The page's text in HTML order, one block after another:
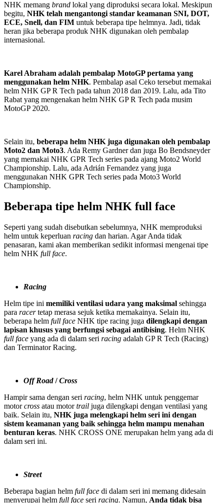
NHK memang brand lokal yang diproduksi secara lokal. Meskipun
begitu, NHK telah mengantongi standar keamanan SNI, DOT,
ECE, Snell, dan FIM untuk beberapa tipe helmnya. Jadi, tidak
heran jika beberapa produk NHK digunakan oleh pembalap
internasional.
Karel Abraham adalah pembalap MotoGP pertama yang
menggunakan helm NHK. Pembalap asal Ceko tersebut memakai
helm NHK GP R Tech pada tahun 2018 dan 2019. Lalu, ada Tito
Rabat yang mengenakan helm NHK GP R Tech pada musim
MotoGP 2020.
Selain itu, beberapa helm NHK juga digunakan oleh pembalap
Moto2 dan Moto3. Ada Remy Gardner dan juga Bo Bendsneyder
yang memakai NHK GPR Tech series pada ajang Moto2 World
Championship. Lalu, ada Adrián Fernandez yang juga
menggunakan NHK GPR Tech series pada Moto3 World
Championship.
Beberapa tipe helm NHK full face
Seperti yang sudah disebutkan sebelumnya, NHK memproduksi
helm untuk keperluan racing dan harian. Agar Anda tidak
penasaran, kami akan memberikan sedikit informasi mengenai tipe
helm NHK full face.
Racing
Helm tipe ini memiliki ventilasi udara yang maksimal sehingga
para racertetap merasa sejuk ketika memakainya. Selain itu,
beberapa helm full face NHK tipe racing juga dilengkapi dengan
lapisan khusus yang berfungsi sebagai antibising. Helm NHK
full face yang ada di dalam seri racing adalah GP R Tech (Racing)
dan Terminator Racing.
Off Road/Cross
Hampir sama dengan seri racing, helm NHK untuk penggemar
motorcross atau motortrail juga dilengkapi dengan ventilasi yang
baik. Selain itu, NHK juga melengkapi helm seri ini dengan
sistem keamanan yang baik sehingga helm mampu menahan
benturan keras. NHK CROSS ONE merupakan helm yang ada di
dalam seri ini.
Street
Beberapa bagian helm full face di dalam seri ini memang didesain
menyerupai helm full face seri racing. Namun, Anda tidak bisa